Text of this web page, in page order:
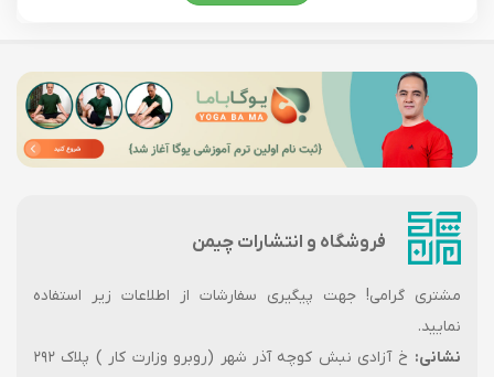
فروشگاه و انتشارات چیمن
مشتری گرامی! جهت پیگیری سفارشات از اطلاعات زیر استفاده
نمایید.
نشانی:
خ آزادی نبش کوچه آذر شهر (روبرو وزارت کار ) پلاک ۲۹۲